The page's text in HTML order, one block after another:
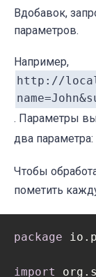
Вдобавок,
параметров.
Например,
http://
. Параметры
два параметра:
Чтобы
пометить
package
import